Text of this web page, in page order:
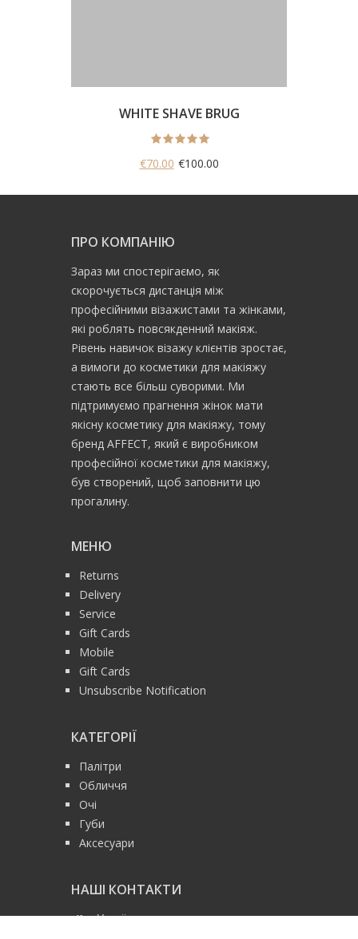
WHITE SHAVE BRUG
€70.00 €100.00
ПРО КОМПАНІЮ
Зараз ми спостерігаємо, як
скорочується дистанція між
професійними візажистами та жінками,
які роблять повсякденний макіяж.
Рівень навичок візажу клієнтів зростає,
а вимоги до косметики для макіяжу
стають все більш суворими. Ми
підтримуємо прагнення жінок мати
якісну косметику для макіяжу, тому
бренд AFFECT, який є виробником
професійної косметики для макіяжу,
був створений, щоб заповнити цю
прогалину.
МЕНЮ
Returns
Delivery
Service
Gift Cards
Mobile
Gift Cards
Unsubscribe Notification
КАТЕГОРІЇ
Палітри
Обличчя
Очі
Губи
Аксесуари
НАШІ КОНТАКТИ
Україна